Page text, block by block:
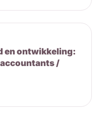
en ontwikkeling:
/